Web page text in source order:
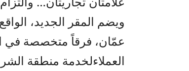
ويضم المقر الجديد،
عمّان، فرقاًمتخصصة في
العملاءلخدمة منطقة